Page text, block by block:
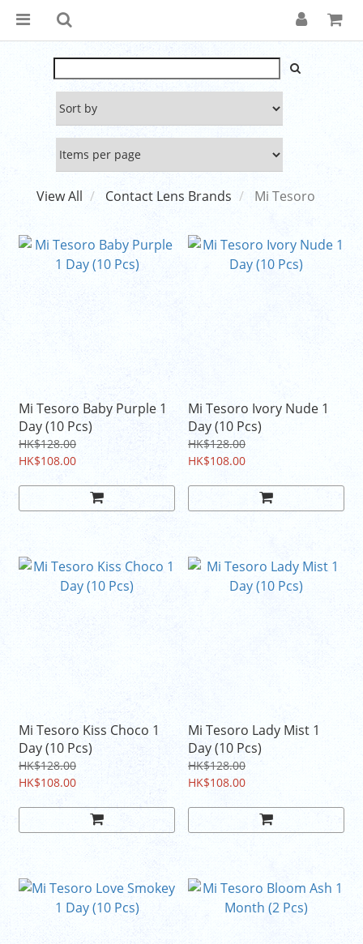
View All Contact Lens Brands Mi Tesoro
Mi Tesoro Baby Purple 1
Day (10 Pcs)
HK$128.00
HK$108.00
Mi Tesoro Ivory Nude 1
Day (10 Pcs)
HK$128.00
HK$108.00
Mi Tesoro Kiss Choco 1
Day (10 Pcs)
HK$128.00
HK$108.00
Mi Tesoro Lady Mist 1
Day (10 Pcs)
HK$128.00
HK$108.00